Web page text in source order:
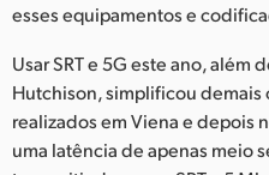
esses equipamentos e
Usar SRT e 5G este ano, além
Hutchison, simplificou demais
realizados em Viena e depois
uma latência de apenas meio